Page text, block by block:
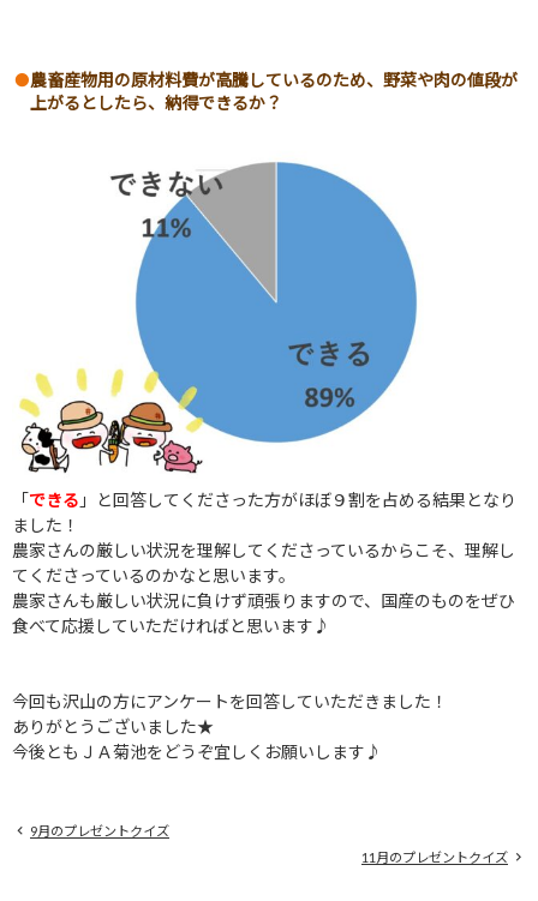
農畜産物用の原材料費が高騰しているのため、野菜や肉の値段が
上がるとしたら、納得できるか？
「できる 」と回答してくださった方がほぼ９割を占める結果となり
ました！
農家さんの厳しい状況を理解してくださっているからこそ、理解し
てくださっているのかなと思います。
農家さんも厳しい状況に負けず頑張りますので、国産のものをぜひ
食べて応援していただければと思います♪
今回も沢山の方にアンケートを回答していただきました！
ありがとうございました★
今後ともＪＡ菊池をどうぞ宜しくお願いします♪
9月のプレゼントクイズ
11月のプレゼントクイズ